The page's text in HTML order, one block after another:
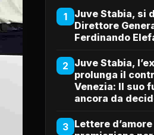
1
Juve Stabia, si
Direttore
Ferdinando
2 Juve Stabia,
prolunga il
Venezia: Il suo
ancora da
3 Lettere